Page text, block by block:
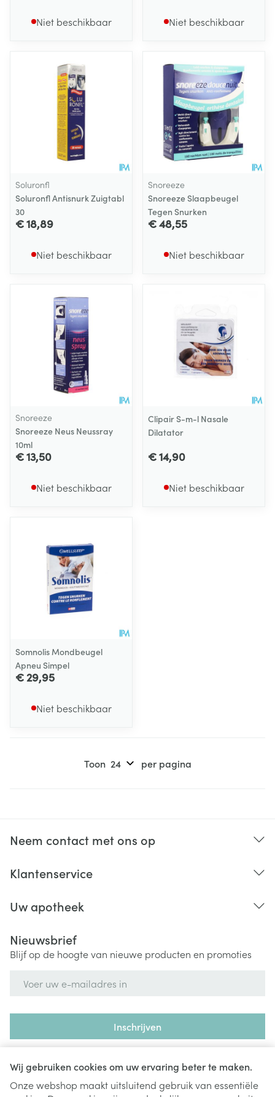
Wij gebruiken cookies om uw ervaring beter te maken.
Onze webshop maakt uitsluitend gebruik van essentiële
Niet beschikbaar Niet beschikbaar
Soluronfl
Soluronfl Antisnurk Zuigtabl
30
€ 18,89
Niet beschikbaar
Snoreeze
Snoreeze Slaapbeugel
Tegen Snurken
€ 48,55
Niet beschikbaar
Snoreeze
Snoreeze Neus Neussray
10ml
€ 13,50
Niet beschikbaar
Clipair S-m-l Nasale
Dilatator
€ 14,90
Niet beschikbaar
Somnolis Mondbeugel
Apneu Simpel
€ 29,95
Niet beschikbaar
Toon per pagina
Neem contact met ons op
Klantenservice
Uw apotheek
Nieuwsbrief
Blijf op de hoogte van nieuwe producten en promoties
Inschrijven
nieuwsbrief en gaat u akkoord met onzeprivacy policy.